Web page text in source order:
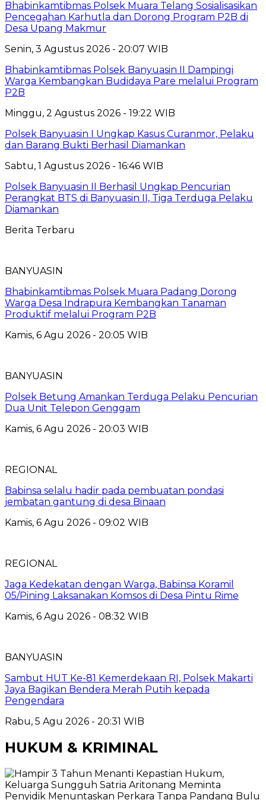
Bhabinkamtibmas Polsek Muara Telang Sosialisasikan
Pencegahan Karhutla dan Dorong Program P2B di
Desa Upang Makmur
Senin, 3 Agustus 2026 - 20:07 WIB
Bhabinkamtibmas Polsek Banyuasin II Dampingi
Warga Kembangkan Budidaya Pare melalui Program
P2B
Minggu, 2 Agustus 2026 - 19:22 WIB
Polsek Banyuasin I Ungkap Kasus Curanmor, Pelaku
dan Barang Bukti Berhasil Diamankan
Sabtu, 1 Agustus 2026 - 16:46 WIB
Polsek Banyuasin II Berhasil Ungkap Pencurian
Perangkat BTS di Banyuasin II, Tiga Terduga Pelaku
Diamankan
Berita Terbaru
BANYUASIN
Bhabinkamtibmas Polsek Muara Padang Dorong
Warga Desa Indrapura Kembangkan Tanaman
Produktif melalui Program P2B
Kamis, 6 Agu 2026 - 20:05 WIB
BANYUASIN
Polsek Betung Amankan Terduga Pelaku Pencurian
Dua Unit Telepon Genggam
Kamis, 6 Agu 2026 - 20:03 WIB
REGIONAL
Babinsa selalu hadir pada pembuatan pondasi
jembatan gantung di desa Binaan
Kamis, 6 Agu 2026 - 09:02 WIB
REGIONAL
Jaga Kedekatan dengan Warga, Babinsa Koramil
05/Pining Laksanakan Komsos di Desa Pintu Rime
Kamis, 6 Agu 2026 - 08:32 WIB
BANYUASIN
Sambut HUT Ke-81 Kemerdekaan RI, Polsek Makarti
Jaya Bagikan Bendera Merah Putih kepada
Pengendara
Rabu, 5 Agu 2026 - 20:31 WIB
HUKUM & KRIMINAL